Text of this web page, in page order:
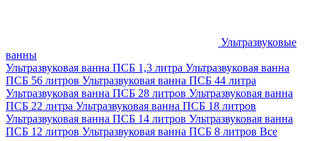
Ультразвуковые
ванны
Ультразвуковая ванна ПСБ 1,3 литра Ультразвуковая ванна
ПСБ 56 литров Ультразвуковая ванна ПСБ 44 литра
Ультразвуковая ванна ПСБ 28 литров Ультразвуковая ванна
ПСБ 22 литра Ультразвуковая ванна ПСБ 18 литров
Ультразвуковая ванна ПСБ 14 литров Ультразвуковая ванна
ПСБ 12 литров Ультразвуковая ванна ПСБ 8 литров Все